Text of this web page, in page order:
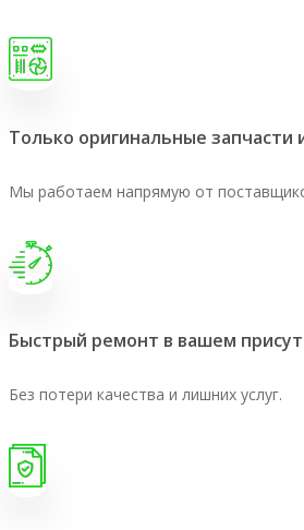
Только оригинальные
Мы работаем напрямую от
Быстрый ремонт в вашем
Без потери качества и лишних услуг.